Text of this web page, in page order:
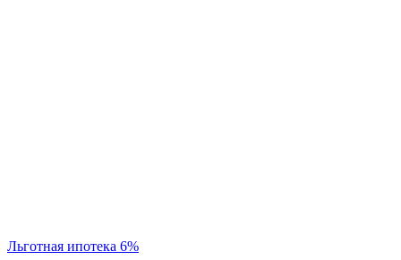
Льготная ипотека 6%